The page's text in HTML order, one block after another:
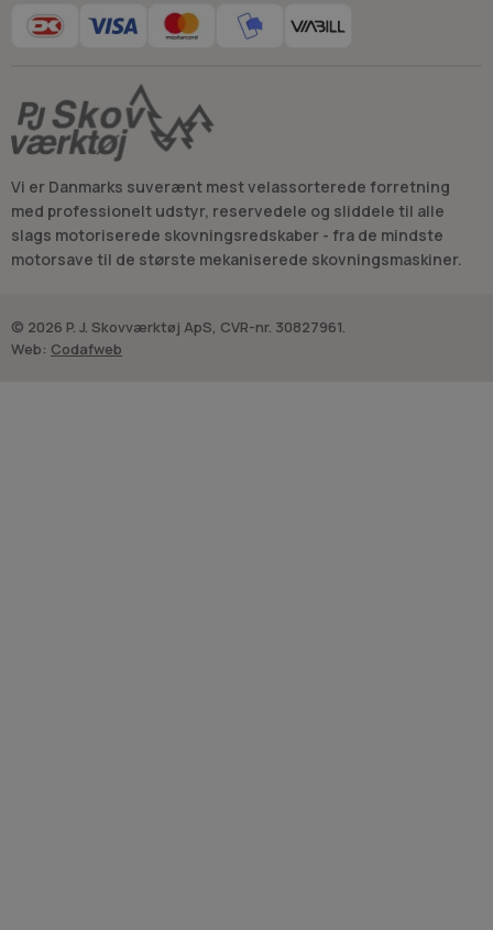
Vi er Danmarks suverænt mest velassorterede forretning
med professionelt udstyr, reservedele og sliddele til alle
slags motoriserede skovningsredskaber - fra de mindste
motorsave til de største mekaniserede skovningsmaskiner.
© 2026 P. J. Skovværktøj ApS, CVR-nr. 30827961.
Web: Codafweb